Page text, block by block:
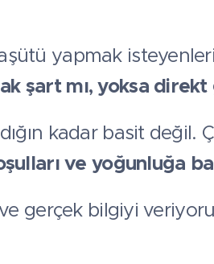
yapmak
şart mı, yoksa
kadar basit değil.
ve yoğunluğa
gerçek bilgiyi